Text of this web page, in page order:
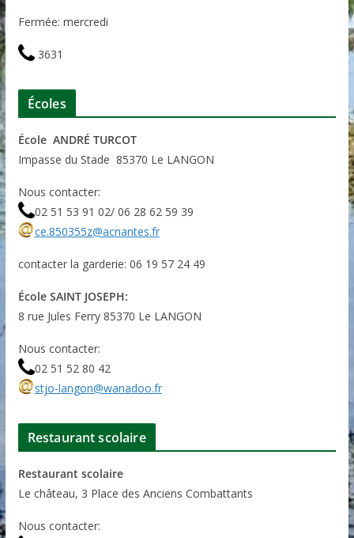
Fermée: mercredi
3631
Écoles
École ANDRÉ TURCOT
Impasse du Stade 85370 Le LANGON
Nous contacter:
02 51 53 91 02/ 06 28 62 59 39
ce.850355z@acnantes.fr
contacter la garderie: 06 19 57 24 49
École SAINT JOSEPH:
8 rue Jules Ferry 85370 Le LANGON
Nous contacter:
02 51 52 80 42
stjo-langon@wanadoo.fr
Restaurant scolaire
Restaurant scolaire
Le château, 3 Place des Anciens Combattants
Nous contacter: